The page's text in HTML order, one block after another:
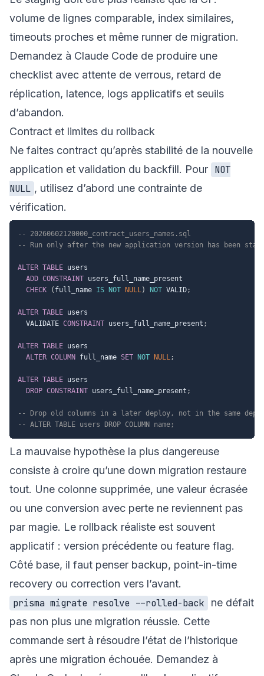
volume de lignes comparable, index similaires,
timeouts proches et même runner de migration.
Demandez à Claude Code de produire une
checklist avec attente de verrous, retard de
réplication, latence, logs applicatifs et seuils
d’abandon.
Contract et limites du rollback
Ne faites contract qu’après stabilité de la nouvelle
application et validation du backfill. Pour NOT
NULL , utilisez d’abord une contrainte de
vérification.
-- 20260602120000_contract_users_names.sql
-- Run only after the new application version has been
ALTER TABLE users
ADD CONSTRAINT users_full_name_present
CHECK
( full_name IS NOT NULL) NOT VALID;
ALTER TABLE users
  VALIDATE
CONSTRAINT users_full_name_present ;
ALTER TABLE users
ALTER COLUMN full_name SET NOT NULL;
ALTER TABLE users
DROP CONSTRAINT users_full_name_present ;
-- Drop old columns in a later deploy, not in the same
-- ALTER TABLE users DROP COLUMN name;
La mauvaise hypothèse la plus dangereuse
consiste à croire qu’une down migration restaure
tout. Une colonne supprimée, une valeur écrasée
ou une conversion avec perte ne reviennent pas
par magie. Le rollback réaliste est souvent
applicatif : version précédente ou feature flag.
Côté base, il faut penser backup, point-in-time
recovery ou correction vers l’avant.
prisma migrate resolve --rolled-back
ne défait
pas non plus une migration réussie. Cette
commande sert à résoudre l’état de l’historique
après une migration échouée. Demandez à